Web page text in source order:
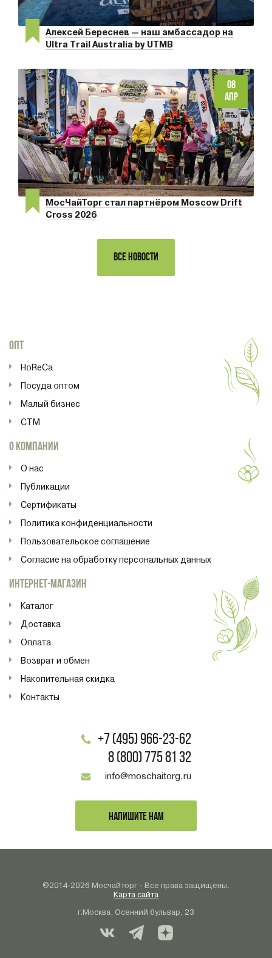
Алексей Береснев — наш амбассадор на
Ultra Trail Australia by UTMB
08
АПР
МосЧайТорг стал партнёром Moscow Drift
Cross 2026
ВСЕ НОВОСТИ
ОПТ
HoReCa
Посуда оптом
Малый бизнес
СТМ
О КОМПАНИИ
О нас
Публикации
Сертификаты
Политика конфиденциальности
Пользовательское соглашение
Согласие на обработку персональных данных
ИНТЕРНЕТ-МАГАЗИН
Каталог
Доставка
Оплата
Возврат и обмен
Накопительная скидка
Контакты
+7 (495) 966-23-62
8 (800) 775 81 32
info@moschaitorg.ru
НАПИШИТЕ НАМ
©2014-2026 Мосчайторг - Все права защищены.
Карта сайта
г.Москва, Осенний бульвар, 23